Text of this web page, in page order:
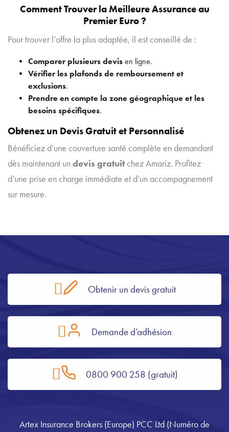
Comment Trouver la Meilleure Assurance au
Premier Euro ?
Pour trouver l’offre la plus adaptée, il est conseillé de :
Comparer plusieurs devis en ligne.
Vérifier les plafonds de remboursement et
exclusions.
Prendre en compte la zone géographique et les
besoins spécifiques.
Obtenez un Devis Gratuit et Personnalisé
Bénéficiez d’une couverture santé complète en demandant
dès maintenant undevis gratuitchez Amariz. Profitez
d’une prise en charge immédiate et d’un accompagnement
sur mesure.
Obtenir un devis gratuit
Demande d’adhésion
0800 900 258 (gratuit)
Artex Insurance Brokers (Europe) PCC Ltd (Numéro de